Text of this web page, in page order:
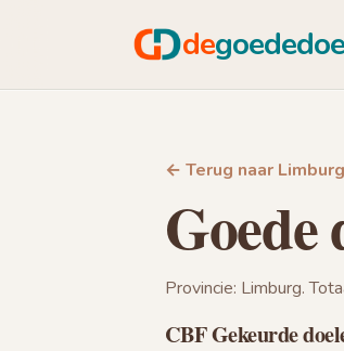
de
← Terug naar Limburg
Goede
Provincie: Limburg.
CBF Gekeurde